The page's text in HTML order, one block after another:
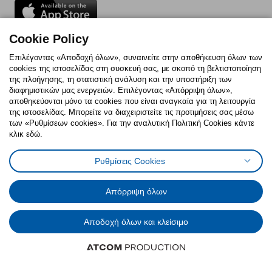
Follow us:
FacebookInstagram
TikTokYoutubePinterestTwitter
Πολιτική CookiesΔήλωση ψηφιακής προσβασιμότητας
Ρυθμίσεις cookiesΌροι Χρήσης
Γενική Πολιτική Προσωπικών Δεδομένων
Πολιτική Προσωπικών Δεδομένων για ΙΚΕΑ.gr
Κώδικας Καταναλωτικής Δεοντολογίας
© Inter-IKEA Systems B.V. 1999 - 2025
Cookie Policy
Επιλέγοντας «Αποδοχή όλων», συναινείτε στην αποθήκευση όλων των
cookies της ιστοσελίδας στη συσκευή σας, με σκοπό τη βελτιστοποίηση
της πλοήγησης, τη στατιστική ανάλυση και την υποστήριξη των
διαφημιστικών μας ενεργειών. Επιλέγοντας «Απόρριψη όλων»,
αποθηκεύονται μόνο τα cookies που είναι αναγκαία για τη λειτουργία
της ιστοσελίδας. Μπορείτε να διαχειριστείτε τις προτιμήσεις σας μέσω
των «Ρυθμίσεων cookies». Για την αναλυτική Πολιτική Cookies κάντε
κλικ εδώ.
Ρυθμίσεις Cookies
Απόρριψη όλων
Αποδοχή όλων και κλείσιμο